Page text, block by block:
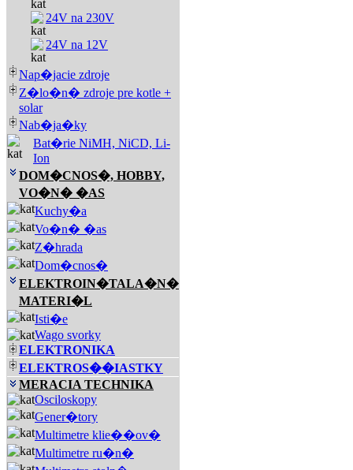
24V na 230V
24V na 12V
Nap�jacie zdroje
Z�lo�n� zdroje pre kotle +
solar
Nab�ja�ky
Bat�rie NiMH, NiCD, Li-
Ion
DOM�CNOS�, HOBBY,
VO�N� �AS
Kuchy�a
Vo�n� �as
Z�hrada
Dom�cnos�
ELEKTROIN�TALA�N�
MATERI�L
Isti�e
Wago svorky
ELEKTRONIKA
ELEKTROS��IASTKY
MERACIA TECHNIKA
Osciloskopy
Gener�tory
Multimetre klie��ov�
Multimetre ru�n�